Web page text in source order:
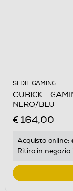
SEDIE GAMING
QUBICK -
NERO/BLU
€ 164,00
Acquisto online:
Ritiro in